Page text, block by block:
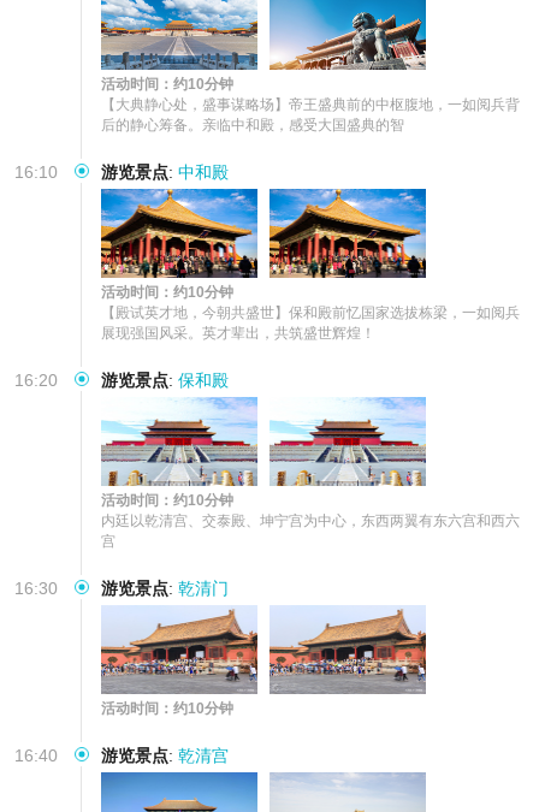
活动时间：约10分钟
【大典静心处，盛事谋略场】帝王盛典前的中枢腹地，一如阅兵背
后的静心筹备。亲临中和殿，感受大国盛典的智
16:10 游览景点: 中和殿
活动时间：约10分钟
【殿试英才地，今朝共盛世】保和殿前忆国家选拔栋梁，一如阅兵
展现强国风采。英才辈出，共筑盛世辉煌！
16:20 游览景点: 保和殿
活动时间：约10分钟
内廷以乾清宫、交泰殿、坤宁宫为中心，东西两翼有东六宫和西六
宫
16:30 游览景点: 乾清门
活动时间：约10分钟
16:40 游览景点: 乾清宫